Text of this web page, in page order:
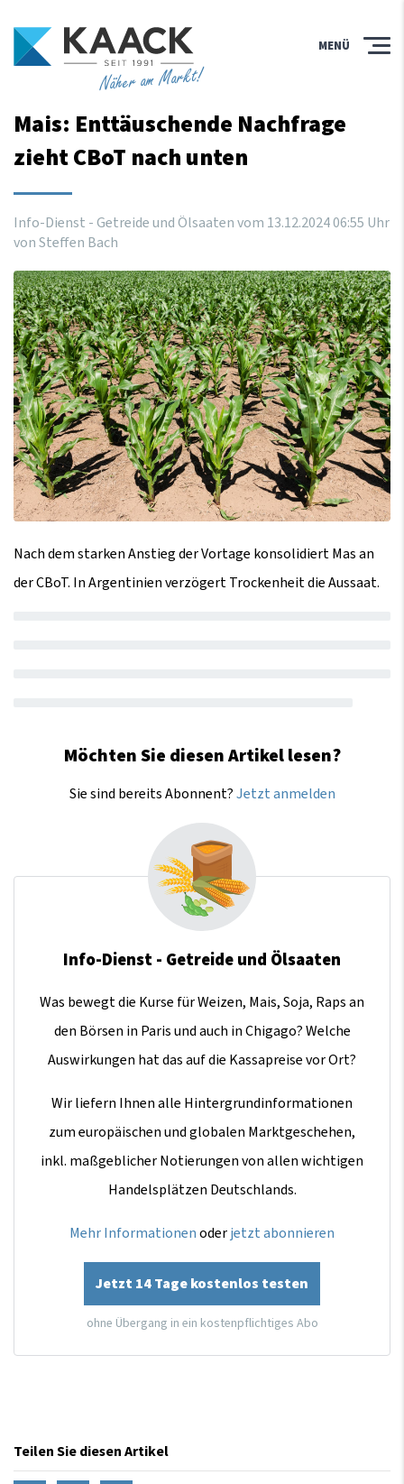
Näher am Markt!
MENÜ
Mais: Enttäuschende Nachfrage
zieht CBoT nach unten
Info-Dienst - Getreide und Ölsaaten vom 13.12.202406:55 Uhr
von Steffen Bach
Nach dem starken Anstieg der Vortage konsolidiert Mas an
der CBoT. In Argentinien verzögert Trockenheit die Aussaat.
Möchten Sie diesen Artikel lesen?
Sie sind bereits Abonnent?Jetzt anmelden
Info-Dienst - Getreide und Ölsaaten
Was bewegt die Kurse für Weizen, Mais, Soja, Raps an
den Börsen in Paris und auch in Chigago? Welche
Auswirkungen hat das auf die Kassapreise vor Ort?
Wir liefern Ihnen alle Hintergrundinformationen
zum europäischen und globalen Marktgeschehen,
inkl. maßgeblicher Notierungen von allen wichtigen
Handelsplätzen Deutschlands.
Mehr Informationenoderjetzt abonnieren
Jetzt 14 Tage kostenlos testen
ohne Übergang in ein kostenpflichtiges Abo
Teilen Sie diesen Artikel